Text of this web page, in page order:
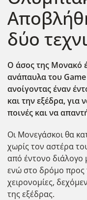
δύο
Ο άσος της Μονακό
ανάπαυλα του
ανοίγοντας έναν
και την εξέδρα, για
ποινές και να
Οι Μονεγάσκοι θα
χωρίς τον αστέρα
από έντονο διάλογο
ενώ στο δρόμο προς
χειρονομίες,
της εξέδρας.